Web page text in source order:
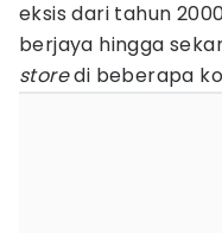
eksis dari tahun
berjaya hingga
storedi beberapa